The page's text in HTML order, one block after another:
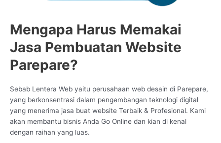
Mengapa Harus Memakai
Jasa Pembuatan Website
Parepare?
Sebab Lentera Web yaitu perusahaan web desain di Parepare,
yang berkonsentrasi dalam pengembangan teknologi digital
yang menerima jasa buat website Terbaik & Profesional. Kami
akan membantu bisnis Anda Go Online dan kian di kenal
dengan raihan yang luas.CS Lenteraweb